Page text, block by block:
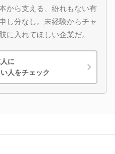
から支える、紛れもない有
し分なし。未経験からチャ
に入れてほしい企業だ。
に
人をチェック